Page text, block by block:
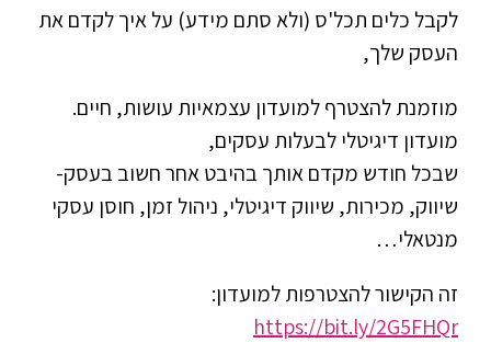
לקבל כלים תכל'ס (ולא סתם מידע) על איך לקדם את
העסק שלך,
מוזמנת להצטרף למועדון עצמאיות עושות, חיים.
מועדון דיגיטלי לבעלות עסקים,
שבכל חודש מקדם אותך בהיבט אחר חשוב בעסק-
שיווק, מכירות, שיווק דיגיטלי, ניהול זמן, חוסן עסקי
מנטאלי…
זה הקישור להצטרפות למועדון:
https://bit.ly/2G5FHQr